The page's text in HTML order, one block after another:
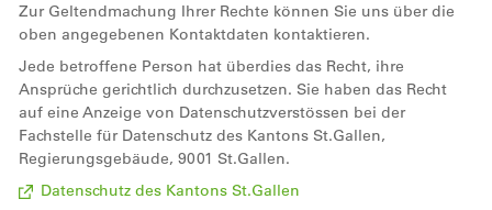
Zur Geltendmachung Ihrer Rechte können Sie uns über die
oben angegebenen Kontaktdaten kontaktieren.
Jede betroffene Person hat überdies das Recht, ihre
Ansprüche gerichtlich durchzusetzen. Sie haben das Recht
auf eine Anzeige von Datenschutzverstössen bei der
Fachstelle für Datenschutz des Kantons St.Gallen,
Regierungsgebäude, 9001 St.Gallen.
Datenschutz des Kantons St.Gallen